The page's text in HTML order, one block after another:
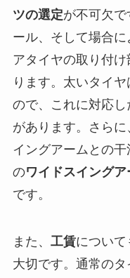
ツの選定が不可欠
ール、そして場合
アタイヤの取り付
ります。太いタイ
ので、これに対応
があります。さら
イングアームとの
のワイドスイングア
です。
また、 工賃について
大切です。通常の